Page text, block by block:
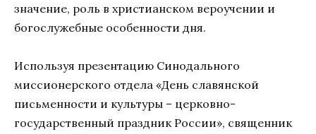
значение, роль в христианском вероучении и
богослужебные особенности дня.
Используя презентацию Синодального
миссионерского отдела «День славянской
письменности и культуры – церковно-
государственный праздник России», священник